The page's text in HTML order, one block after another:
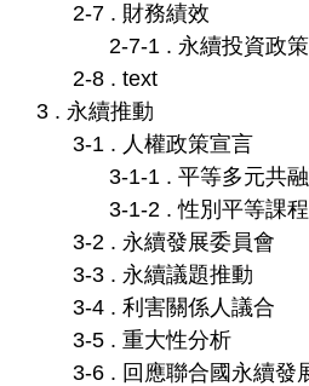
2-7 . 財務績效
2-7-1 . 永續投資政策
2-8 . text
3 . 永續推動
3-1 . 人權政策宣言
3-1-1 . 平等多元共
3-1-2 . 性別平等課程
3-2 . 永續發展委員會
3-3 . 永續議題推動
3-4 . 利害關係人議合
3-5 . 重大性分析
3-6 . 回應聯合國永續發